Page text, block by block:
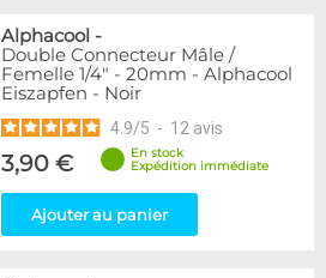
Alphacool -
Double Connecteur Mâle /
Femelle 1/4" - 20mm - Alphacool
Eiszapfen - Noir
4.9/5 - 12 avis
3,90 €
En stock
Expédition immédiate
Ajouter au panier